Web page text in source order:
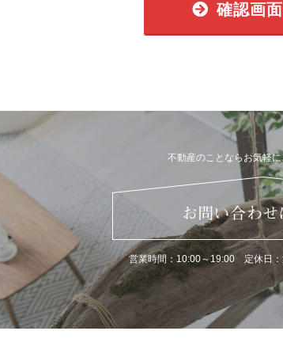
確認画
不動産のことならお気軽
営業時間：10:00～19:00 定休日：